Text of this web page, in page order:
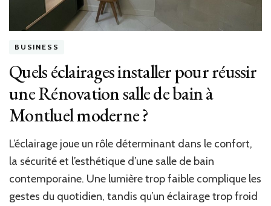
BUSINESS
Quels éclairages installer pour réussir
une Rénovation salle de bain à
Montluel moderne ?
L’éclairage joue un rôle déterminant dans le confort,
la sécurité et l’esthétique d’une salle de bain
contemporaine. Une lumière trop faible complique les
gestes du quotidien, tandis qu’un éclairage trop froid